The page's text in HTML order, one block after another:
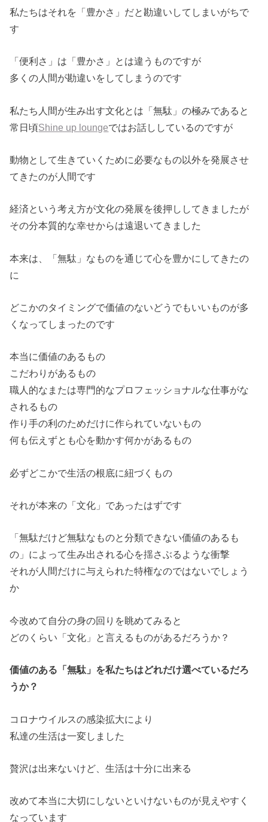
私たちはそれを「豊かさ」だと勘違いしてしまいがちで
す
「便利さ」は「豊かさ」とは違うものですが
多くの人間が勘違いをしてしまうのです
私たち人間が生み出す文化とは「無駄」の極みであると
常日頃Shine up loungeではお話ししているのですが
動物として生きていくために必要なもの以外を発展させ
てきたのが人間です
経済という考え方が文化の発展を後押ししてきましたが
その分本質的な幸せからは遠退いてきました
本来は、「無駄」なものを通じて心を豊かにしてきたの
に
どこかのタイミングで価値のないどうでもいいものが多
くなってしまったのです
本当に価値のあるもの
こだわりがあるもの
職人的なまたは専門的なプロフェッショナルな仕事がな
されるもの
作り手の利のためだけに作られていないもの
何も伝えずとも心を動かす何かがあるもの
必ずどこかで生活の根底に紐づくもの
それが本来の「文化」であったはずです
「無駄だけど無駄なものと分類できない価値のあるも
の」によって生み出される心を揺さぶるような衝撃
それが人間だけに与えられた特権なのではないでしょう
か
今改めて自分の身の回りを眺めてみると
どのくらい「文化」と言えるものがあるだろうか？
価値のある「無駄」を私たちはどれだけ選べているだろ
うか？
コロナウイルスの感染拡大により
私達の生活は一変しました
贅沢は出来ないけど、生活は十分に出来る
改めて本当に大切にしないといけないものが見えやすく
なっています